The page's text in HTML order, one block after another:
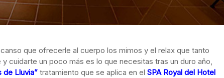
que ofrecerle al cuerpo los mimos y el relax que tanto
cuidarte un poco más es lo que necesitas tras un duro año,
de Lluvia” tratamiento que se aplica en el SPA Royal del Hotel